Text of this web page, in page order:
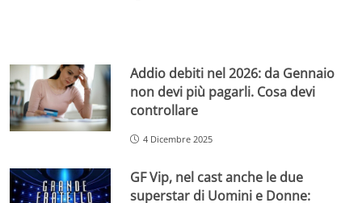
Addio debiti nel 2026: da Gennaio
non devi più pagarli. Cosa devi
controllare
4 Dicembre 2025
GF Vip, nel cast anche le due
superstar di Uomini e Donne: